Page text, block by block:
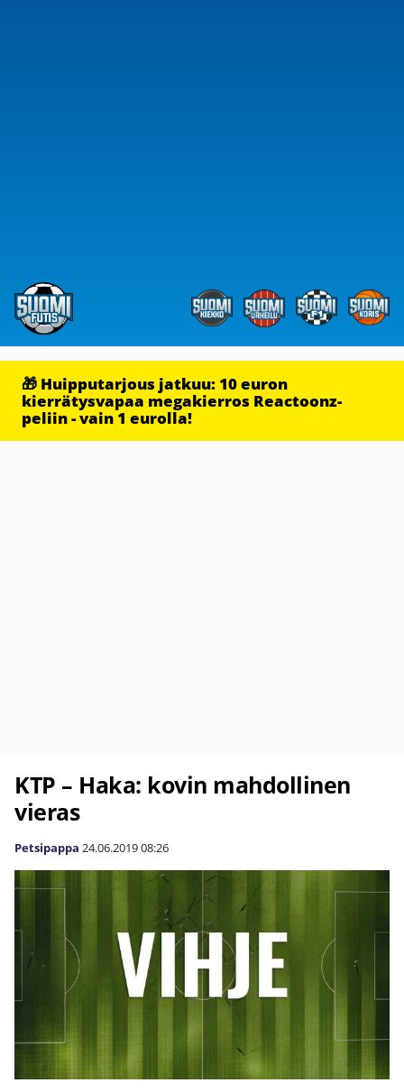
🎁 Huipputarjous jatkuu: 10 euron
kierrätysvapaa megakierros Reactoonz-
peliin - vain 1 eurolla!
KTP – Haka: kovin mahdollinen
vieras
Petsipappa 24.06.201908:26